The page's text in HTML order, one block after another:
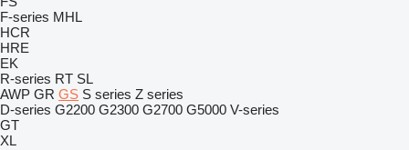
F-series MHL
HCR
HRE
EK
R-series RT SL
AWP GR GS S series Z series
D-series G2200 G2300 G2700 G5000 V-series
GT
XL